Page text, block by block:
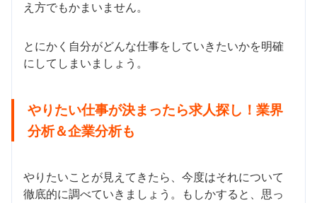
え方でもかまいません。
とにかく自分がどんな仕事をしていきたいかを明確
にしてしまいましょう。
やりたい仕事が決まったら求人探し！業界
分析＆企業分析も
やりたいことが見えてきたら、今度はそれについて
徹底的に調べていきましょう。もしかすると、思っ